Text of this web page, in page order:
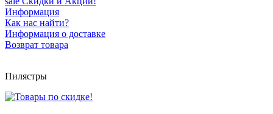
Информация
Как нас найти?
Информация о доставке
Возврат товара
Пилястры